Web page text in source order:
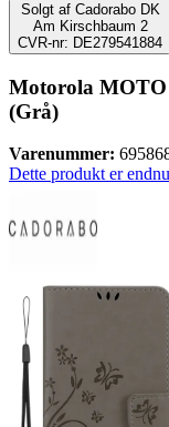
Solgt af Cadorabo DK
Am Kirschbaum 2
CVR-nr: DE279541884
Motorola MOTO
(Grå)
Varenummer:
Dette produkt er